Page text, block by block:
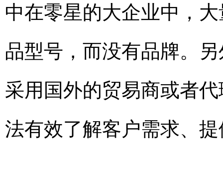
中在零星的大企业中，
品型号，而没有品牌。
采用国外的贸易商或者
法有效了解客户需求、